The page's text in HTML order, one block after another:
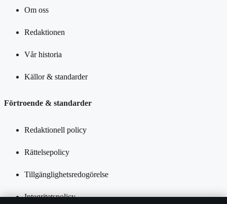
Om oss
Redaktionen
Vår historia
Källor & standarder
Förtroende & standarder
Redaktionell policy
Rättelsepolicy
Tillgänglighetsredogörelse
Integritetspolicy